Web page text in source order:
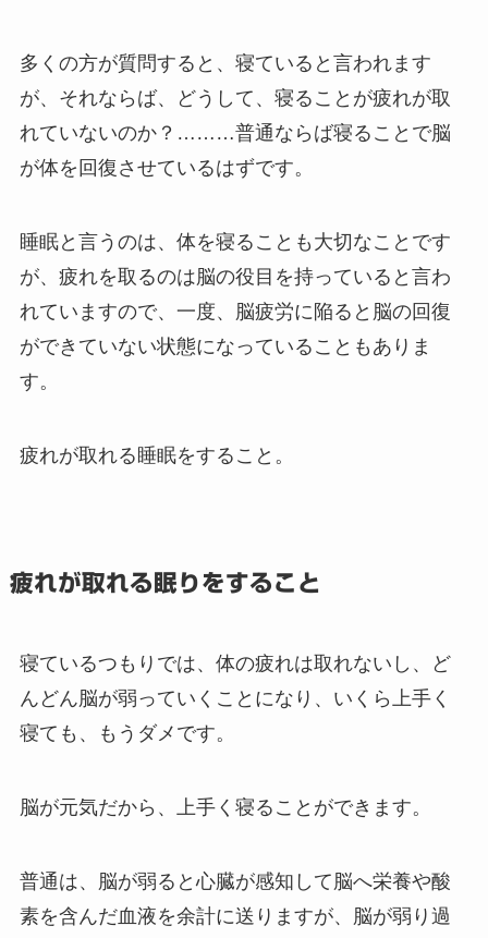
多くの方が質問すると、寝ていると言われます
が、それならば、どうして、寝ることが疲れが取
れていないのか？………普通ならば寝ることで脳
が体を回復させているはずです。
睡眠と言うのは、体を寝ることも大切なことです
が、疲れを取るのは脳の役目を持っていると言わ
れていますので、一度、脳疲労に陥ると脳の回復
ができていない状態になっていることもありま
す。
疲れが取れる睡眠をすること。
疲れが取れる眠りをすること
寝ているつもりでは、体の疲れは取れないし、ど
んどん脳が弱っていくことになり、いくら上手く
寝ても、もうダメです。
脳が元気だから、上手く寝ることができます。
普通は、脳が弱ると心臓が感知して脳へ栄養や酸
素を含んだ血液を余計に送りますが、脳が弱り過